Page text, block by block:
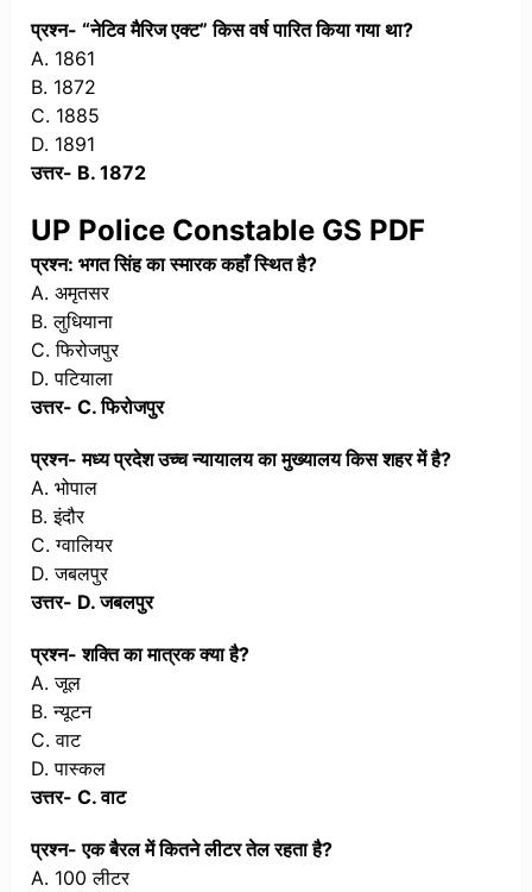
प्रश्न- “नेटिव मैरिज एक्ट” किस वर्ष पारित किया गया था?
A. 1861
B. 1872
C. 1885
D. 1891
उत्तर- B. 1872
UP Police Constable GS PDF
प्रश्न: भगत सिंह का स्मारक कहाँ स्थित है?
A. अमृतसर
B. लुधियाना
C. फिरोजपुर
D. पटियाला
उत्तर- C. फिरोजपुर
प्रश्न- मध्य प्रदेश उच्च न्यायालय का मुख्यालय किस शहर में है?
A. भोपाल
B. इंदौर
C. ग्वालियर
D. जबलपुर
उत्तर- D. जबलपुर
प्रश्न- शक्ति का मात्रक क्या है?
A. जूल
B. न्यूटन
C. वाट
D. पास्कल
उत्तर- C. वाट
प्रश्न- एक बैरल में कितने लीटर तेल रहता है?
A. 100 लीटर